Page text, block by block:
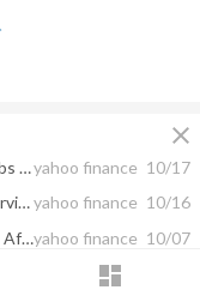
dashboard
close
3 Reasons Growth Investors Will Love Jacobs Engineering (J)yahoo finance 10/17
Jacobs Gets Multiple Contracts to Offer Services to JAXPORTyahoo finance 10/16
Jacobs (J) Wins River Restoration Deal From Affinity Wateryahoo finance 10/07
yahoo finance